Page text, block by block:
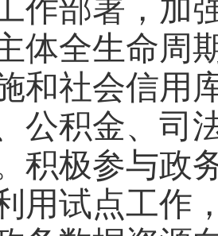
作部署，加
体全生命周
和社会信用
公积金、司
积极参与政
用试点工作